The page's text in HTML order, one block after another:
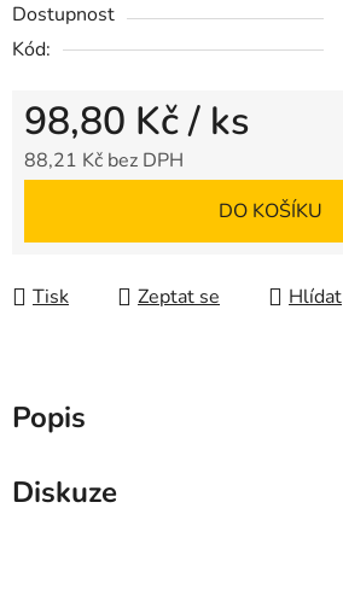
Dostupnost
Kód:
98,80 Kč/ ks
88,21 Kč bez DPH
DO KOŠÍKU
Tisk Zeptat se Hlídat
Popis
Diskuze